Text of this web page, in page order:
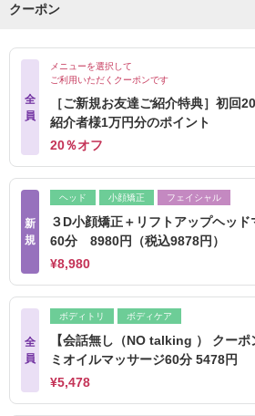
クーポン
全
員
メニューを選択して
ご利用いただくクーポンです
［ご新規お友達ご紹介特典］初回
紹介者様1万円分のポイント
20％オフ
新
規
ヘッド 小顔矯正 フェイシャル
３D小顔矯正＋リフトアップヘッド
60分 8980円（税込9878円）
¥8,980
全
員
ボディトリ ボディケア
【会話無し（NO talking ） クーポ
ミオイルマッサージ60分 5478円
¥5,478